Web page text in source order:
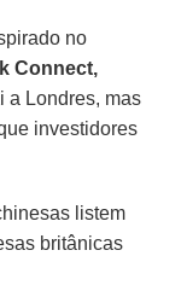
no
Connect,
a Londres, mas
investidores
listem
britânicas